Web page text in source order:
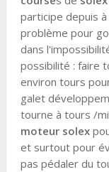
participe depuis
problème pour
dans
possibilité : faire
environ tours
galet
tourne à tours /
moteur solex
et surtout pour
pas pédaler du